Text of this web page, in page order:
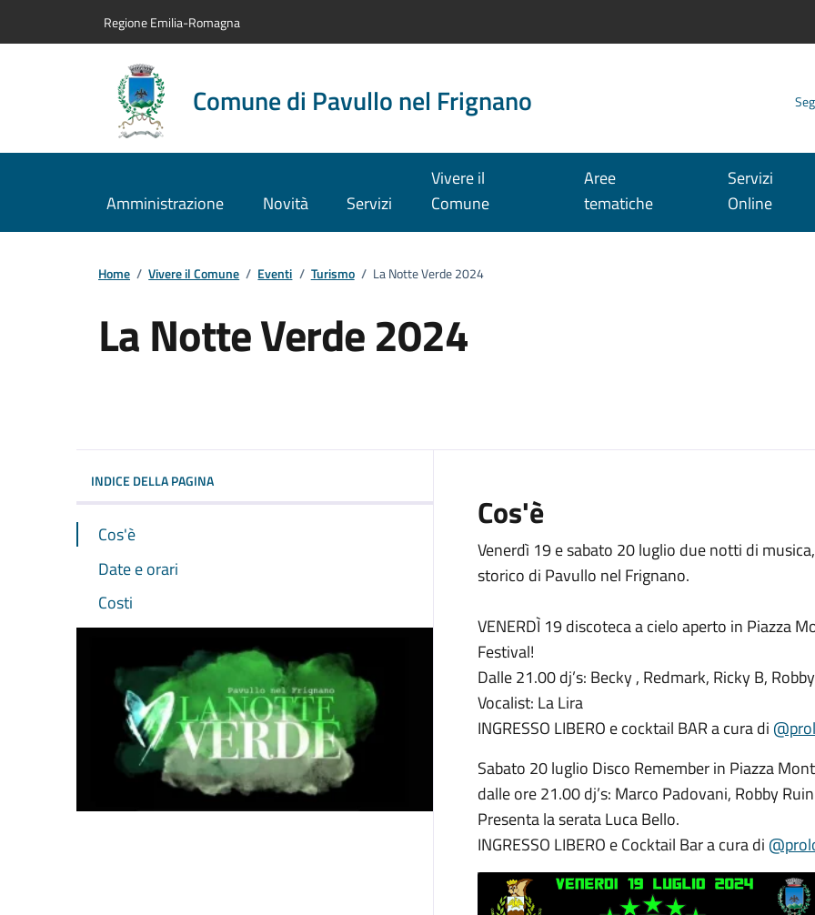
Regione Emilia-Romagna
Comune di Pavullo nel Frignano
Amministrazione Novità Servizi
Vivere il
Comune
Aree
tematiche
Servizi
Online
Home / Vivere il Comune / Eventi / Turismo / La Notte Verde 2024
La Notte Verde 2024
INDICE DELLA PAGINA
Cos'è
Date e orari
Costi
Cos'è
Venerdì 19 e sabato 20 luglio due notti di
storico di Pavullo nel Frignano.
VENERDÌ 19 discoteca a cielo aperto in Piazza
Festival!
Dalle 21.00 dj’s: Becky , Redmark, Ricky B,
Vocalist: La Lira
INGRESSO LIBERO e cocktail BAR a cura di
Sabato 20 luglio Disco Remember in Piazza
dalle ore 21.00 dj’s: Marco Padovani, Robby
Presenta la serata Luca Bello.
INGRESSO LIBERO e Cocktail Bar a cura di